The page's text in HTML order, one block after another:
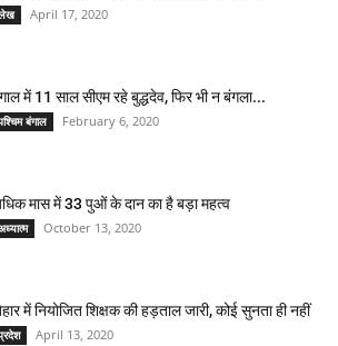
April 17, 2020
में 11 साल सीएम रहे बुद्धदेव, फिर भी न बंगला...
बंगाल February 6, 2020
मास में 33 पुओं के दान का है बड़ा महत्व
October 13, 2020
में नियोजित शिक्षक की हड़ताल जारी, कोई सुनता ही नहीं
April 13, 2020